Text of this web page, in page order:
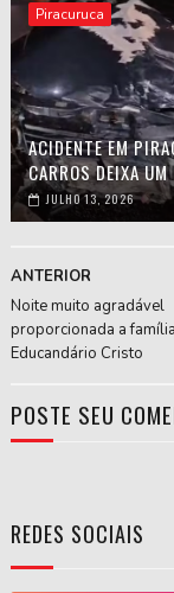
Piracuruca
ACIDENTE EM
CARROS DEIXA
JULHO 13, 2026
ANTERIOR
Noite muito agradável
proporcionada a
Educandário Cristo
POSTE SEU
REDES SOCIAIS